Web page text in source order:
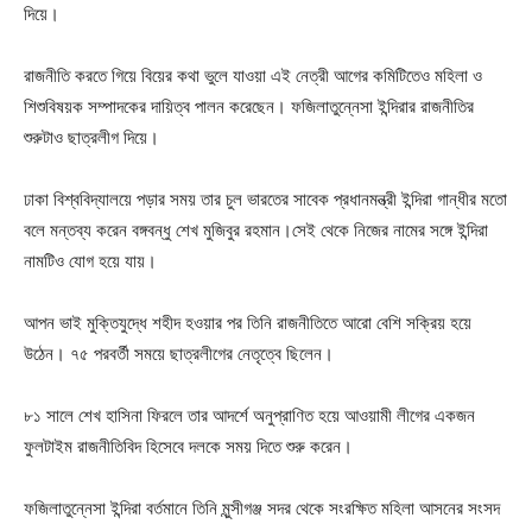
দিয়ে।
রাজনীতি করতে গিয়ে বিয়ের কথা ভুলে যাওয়া এই নেত্রী আগের কমিটিতেও মহিলা ও
শিশুবিষয়ক সম্পাদকের দায়িত্ব পালন করেছেন। ফজিলাতুন্নেসা ইন্দিরার রাজনীতির
শুরুটাও ছাত্রলীগ দিয়ে।
ঢাকা বিশ্ববিদ্যালয়ে পড়ার সময় তার চুল ভারতের সাবেক প্রধানমন্ত্রী ইন্দিরা গান্ধীর মতো
বলে মন্তব্য করেন বঙ্গবন্ধু শেখ মুজিবুর রহমান।সেই থেকে নিজের নামের সঙ্গে ইন্দিরা
নামটিও যোগ হয়ে যায়।
আপন ভাই মুক্তিযুদ্ধে শহীদ হওয়ার পর তিনি রাজনীতিতে আরো বেশি সক্রিয় হয়ে
উঠেন। ৭৫ পরবর্তী সময়ে ছাত্রলীগের নেতৃত্বে ছিলেন।
৮১ সালে শেখ হাসিনা ফিরলে তার আদর্শে অনুপ্রাণিত হয়ে আওয়ামী লীগের একজন
ফুলটাইম রাজনীতিবিদ হিসেবে দলকে সময় দিতে শুরু করেন।
ফজিলাতুন্নেসা ইন্দিরা বর্তমানে তিনি মুন্সীগঞ্জ সদর থেকে সংরক্ষিত মহিলা আসনের সংসদ